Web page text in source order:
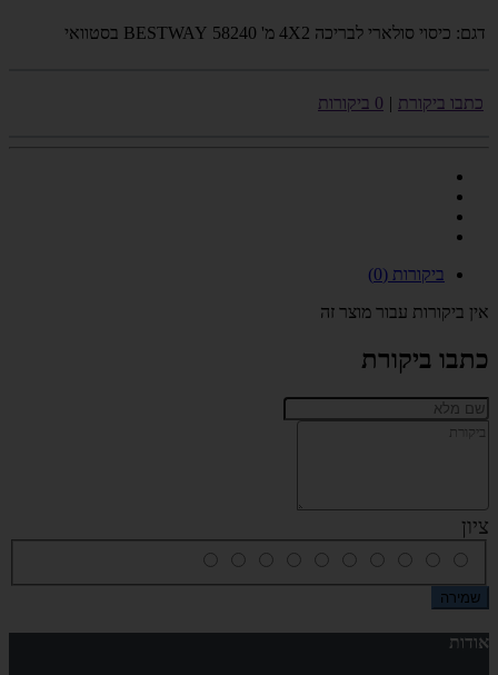
דגם: כיסוי סולארי לבריכה 4X2 מ' 58240 BESTWAY בסטוואי
כתבו ביקורת | 0 ביקורות
ביקורות (0)
אין ביקורות עבור מוצר זה
כתבו ביקורת
ציון
שמירה
אודות